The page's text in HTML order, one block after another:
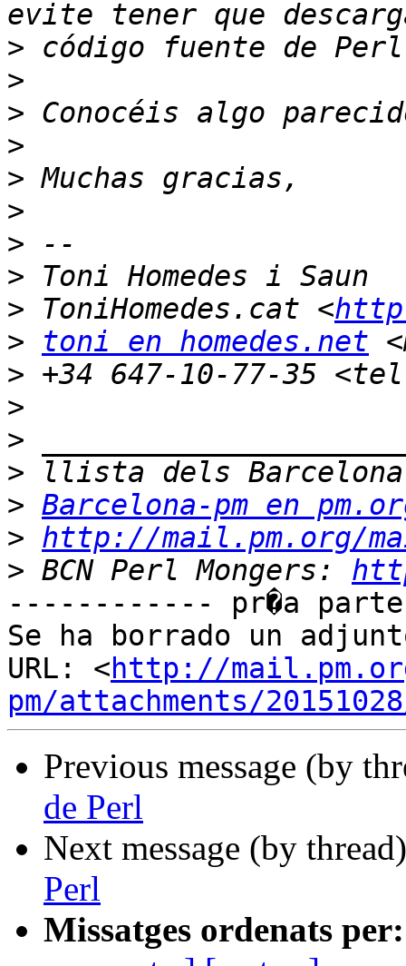
>
>
>
>
>
>
>
>
> ToniHomedes.cat <
>
toni en homedes.net
>
>
>
>
> Barcelona-pm en
> http://mail.pm.org/
> BCN Perl Mongers:
------------ pr�a
Se ha borrado un
URL: <http://
pm/attachments/
Previous message (by
de Perl
Next message (by
Perl
Missatges ordenats per: